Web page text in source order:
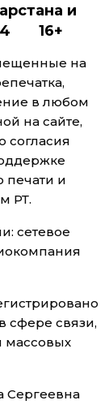
и
24 16+
на
в любом
на сайте,
согласия
печати и
РТ.
сетевое
сфере связи,
массовых
Сергеевна